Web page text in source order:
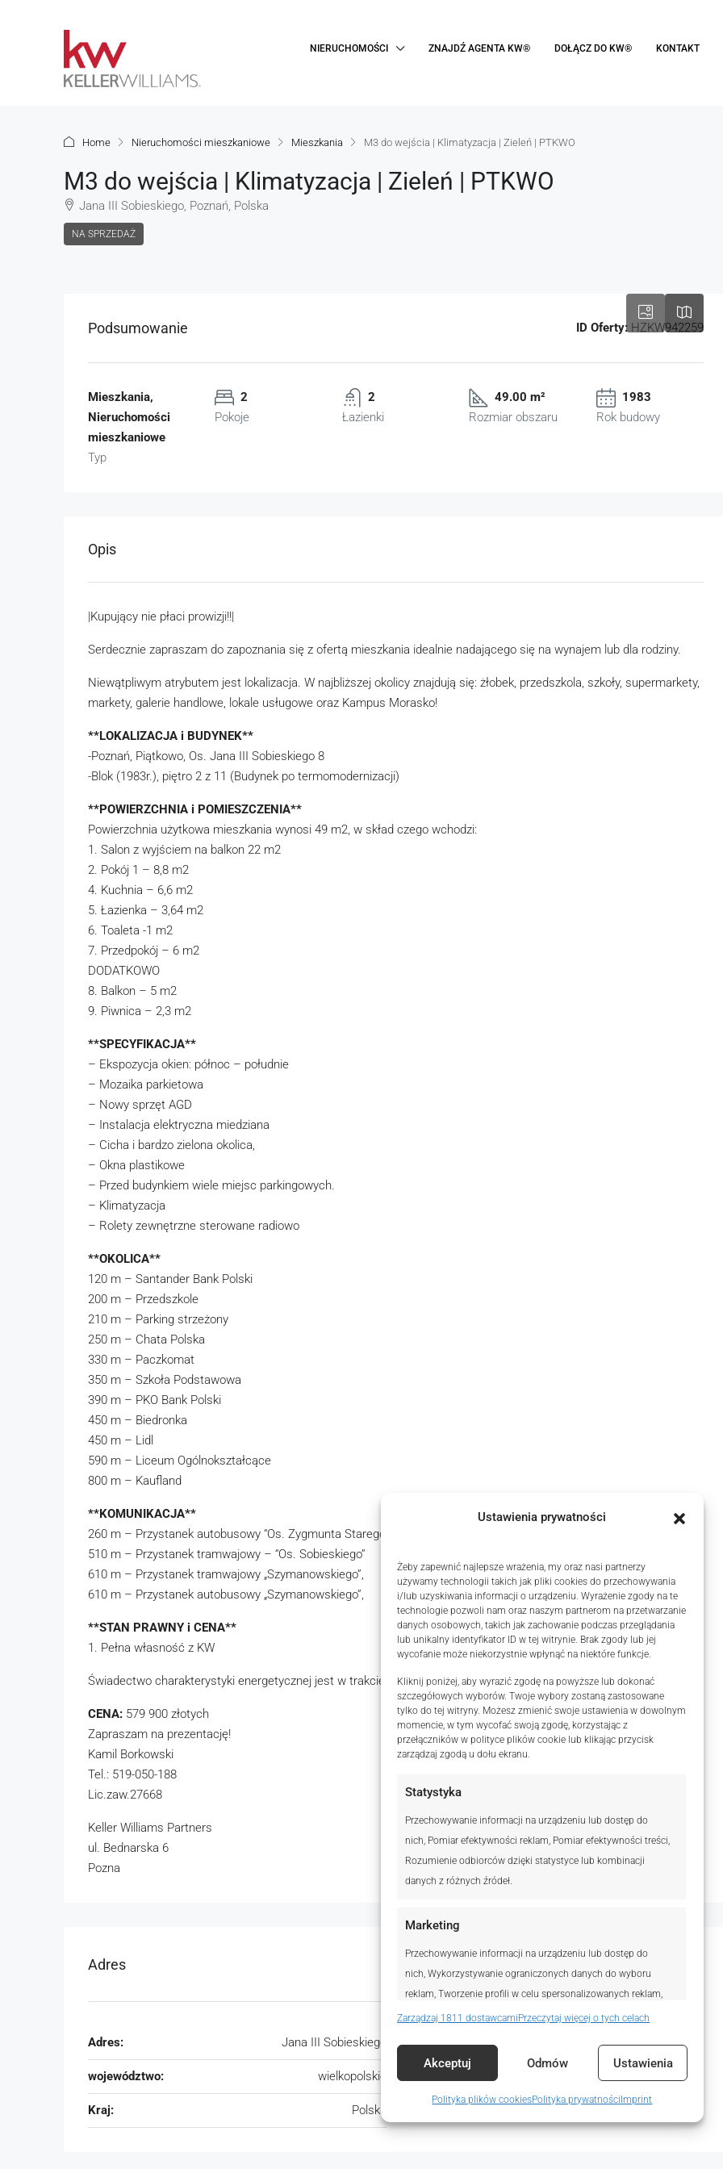
Ustawienia prywatności
Żeby zapewnić najlepsze wrażenia, my oraz nasi partnerzy
używamy technologii takich jak pliki cookies do przechowywania
i/lub uzyskiwania informacji o urządzeniu. Wyrażenie zgody na te
technologie pozwoli nam oraz naszym partnerom na przetwarzanie
danych osobowych, takich jak zachowanie podczas przeglądania
lub unikalny identyfikator ID w tej witrynie. Brak zgody lub jej
wycofanie może niekorzystnie wpłynąć na niektóre funkcje.
Kliknij poniżej, aby wyrazić zgodę na powyższe lub dokonać
szczegółowych wyborów. Twoje wybory zostaną zastosowane
tylko do tej witryny. Możesz zmienić swoje ustawienia w dowolnym
momencie, w tym wycofać swoją zgodę, korzystając z
przełączników w polityce plików cookie lub klikając przycisk
zarządzaj zgodą u dołu ekranu.
Statystyka
Przechowywanie informacji na urządzeniu lub dostęp do
nich, Pomiar efektywności reklam, Pomiar efektywności treści,
Rozumienie odbiorców dzięki statystyce lub kombinacji
danych z różnych źródeł.
Marketing
Przechowywanie informacji na urządzeniu lub dostęp do
nich, Wykorzystywanie ograniczonych danych do wyboru
reklam, Tworzenie profili w celu spersonalizowanych reklam,
Wykorzystanie profili do wyboru spersonalizowanych reklam,
treści, Rozwój i ulepszanie usług, Wykorzystywanie
ograniczonych danych do wyboru treści.
Zarządzaj 1811 dostawcamiPrzeczytaj więcej o tych celach
Akceptuj Odmów Ustawienia
Polityka plików cookiesPolityka prywatności Imprint
NIERUCHOMOŚCI ZNAJDŹ AGENTA KW® DOŁĄCZ DO KW® KONTAKT
Home Nieruchomości mieszkaniowe Mieszkania M3 do wejścia | Klimatyzacja | Zieleń | PTKWO
M3 do wejścia | Klimatyzacja | Zieleń | PTKWO
Jana III Sobieskiego, Poznań, Polska
NA SPRZEDAŻ
Podsumowanie ID Oferty: HZKW942259
Mieszkania,
Nieruchomości
mieszkaniowe
Typ
2
Pokoje
2
Łazienki
49.00 m²
Rozmiar obszaru
1983
Rok budowy
Opis
|Kupujący nie płaci prowizji!!|
Serdecznie zapraszam do zapoznania się z ofertą mieszkania idealnie nadającego się na wynajem lub dla rodziny.
Niewątpliwym atrybutem jest lokalizacja. W najbliższej okolicy znajdują się: żłobek, przedszkola, szkoły, supermarkety,
markety, galerie handlowe, lokale usługowe oraz Kampus Morasko!
**LOKALIZACJA i BUDYNEK**
-Poznań, Piątkowo, Os. Jana III Sobieskiego 8
-Blok (1983r.), piętro 2 z 11 (Budynek po termomodernizacji)
**POWIERZCHNIA i POMIESZCZENIA**
Powierzchnia użytkowa mieszkania wynosi 49 m2, w skład czego wchodzi:
1. Salon z wyjściem na balkon 22 m2
2. Pokój 1 – 8,8 m2
4. Kuchnia – 6,6 m2
5. Łazienka – 3,64 m2
6. Toaleta -1 m2
7. Przedpokój – 6 m2
DODATKOWO
8. Balkon – 5 m2
9. Piwnica – 2,3 m2
**SPECYFIKACJA**
– Ekspozycja okien: północ – południe
– Mozaika parkietowa
– Nowy sprzęt AGD
– Instalacja elektryczna miedziana
– Cicha i bardzo zielona okolica,
– Okna plastikowe
– Przed budynkiem wiele miejsc parkingowych.
– Klimatyzacja
– Rolety zewnętrzne sterowane radiowo
**OKOLICA**
120 m – Santander Bank Polski
200 m – Przedszkole
210 m – Parking strzeżony
250 m – Chata Polska
330 m – Paczkomat
350 m – Szkoła Podstawowa
390 m – PKO Bank Polski
450 m – Biedronka
450 m – Lidl
590 m – Liceum Ogólnokształcące
800 m – Kaufland
**KOMUNIKACJA**
260 m – Przystanek autobusowy “Os. Zygmunta Starego”
510 m – Przystanek tramwajowy – “Os. Sobieskiego”
610 m – Przystanek tramwajowy „Szymanowskiego”,
610 m – Przystanek autobusowy „Szymanowskiego”,
**STAN PRAWNY i CENA**
1. Pełna własność z KW
Świadectwo charakterystyki energetycznej jest w trakcie sporządzania
CENA: 579 900 złotych
Zapraszam na prezentację!
Kamil Borkowski
Tel.: 519-050-188
Lic.zaw.27668
Keller Williams Partners
ul. Bednarska 6
Pozna
Adres
Adres: Jana III Sobieskiego Miasto: Poznań
województwo: wielkopolskie Piątkowo
Kraj: Polska